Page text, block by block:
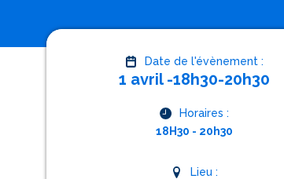
Date de l'évènement :
1 avril -18h30-20h30
Horaires :
18H30 - 20h30
Lieu :